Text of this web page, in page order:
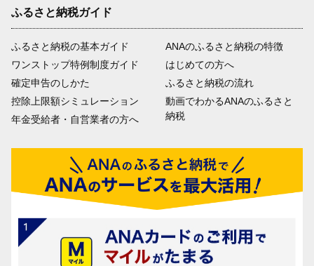
ふるさと納税ガイド
ふるさと納税の基本ガイド
ワンストップ特例制度ガイド
確定申告のしかた
控除上限額シミュレーション
年金受給者・自営業者の方へ
ANAのふるさと納税の特徴
はじめての方へ
ふるさと納税の流れ
動画でわかるANAのふるさと
納税